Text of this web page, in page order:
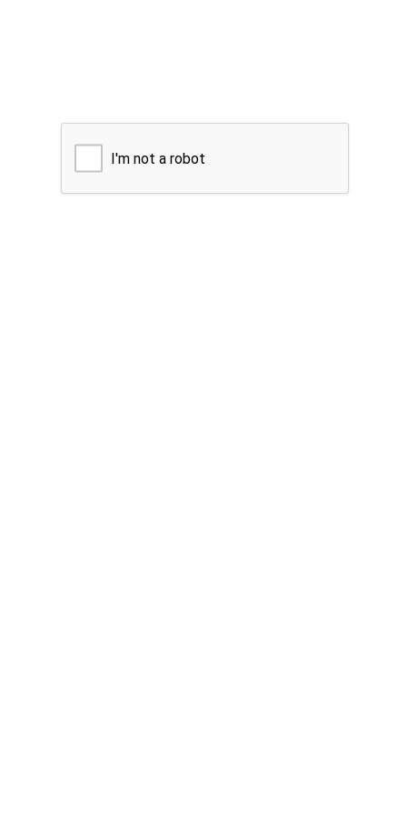
I'm not a robot